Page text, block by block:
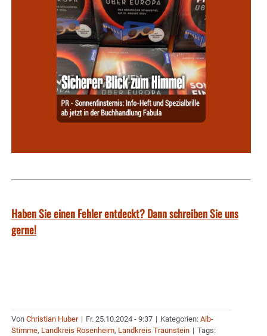
Haben Sie einen Fehler entdeckt? Dann schreiben Sie uns
gerne!
Von Christian Huber | Fr. 25.10.2024 - 9:37 | Kategorien: Aib-
Stimme, Landkreis Rosenheim, Landkreis Traunstein | Tags: